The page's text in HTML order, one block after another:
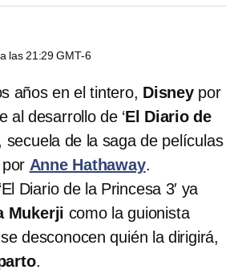
las 21:29 GMT-6
años en el tintero, Disneypor
al desarrollo de ‘El Diario de
secuela de la saga de películas
Anne Hathaway.
Diario de la Princesa 3′ ya
Mukerji como la guionista
desconocen quién la dirigirá,
.